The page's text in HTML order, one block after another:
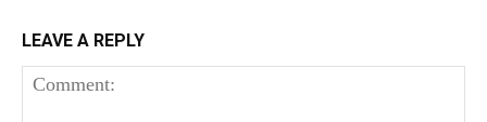
LEAVE A REPLY